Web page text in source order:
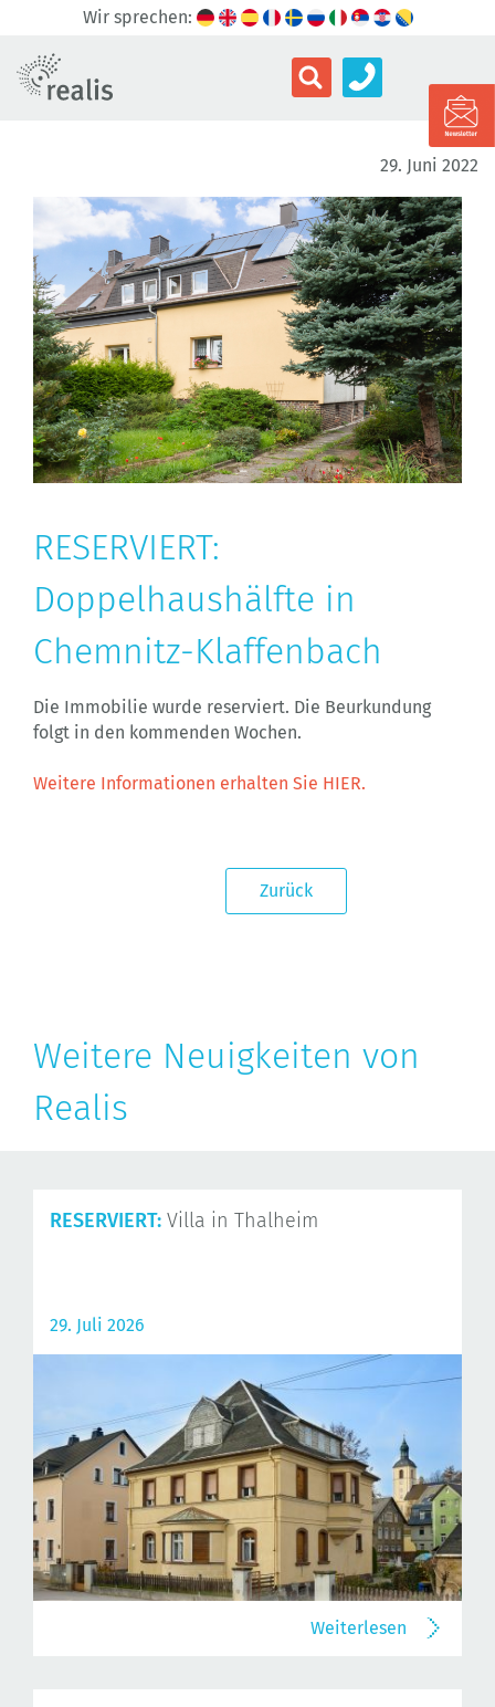
Wir sprechen:
29. Juni 2022
RESERVIERT:
Doppelhaushälfte in
Chemnitz-Klaffenbach
Die Immobilie wurde reserviert. Die Beurkundung
folgt in den kommenden Wochen.
Weitere Informationen erhalten Sie HIER.
Zurück
Weitere Neuigkeiten von
Realis
RESERVIERT: Villa in Thalheim
29. Juli 2026
Weiterlesen